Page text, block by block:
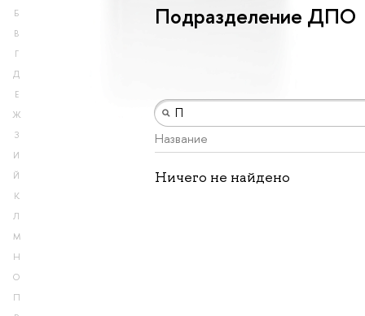
Б
В
Г
Д
Е
Ж
З
И
Й
К
Л
М
Н
О
П
Подразделение ДПО
Название
Ничего не найдено